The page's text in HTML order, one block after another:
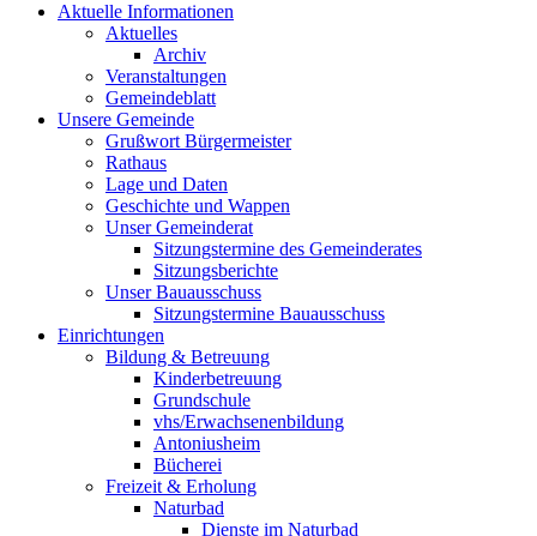
Aktuelle Informationen
Aktuelles
Archiv
Veranstaltungen
Gemeindeblatt
Unsere Gemeinde
Grußwort Bürgermeister
Rathaus
Lage und Daten
Geschichte und Wappen
Unser Gemeinderat
Sitzungstermine des Gemeinderates
Sitzungsberichte
Unser Bauausschuss
Sitzungstermine Bauausschuss
Einrichtungen
Bildung & Betreuung
Kinderbetreuung
Grundschule
vhs/Erwachsenenbildung
Antoniusheim
Bücherei
Freizeit & Erholung
Naturbad
Dienste im Naturbad